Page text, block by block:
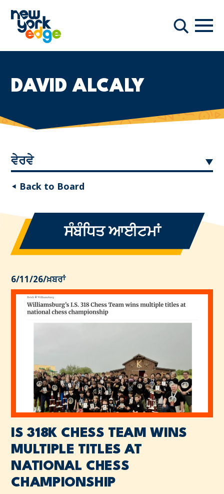
ਖੋਜ
DAVID ALCALY
ਵੇਰਵੇ
◂ Back to Board
ਸੰਬੰਧਿਤ ਆਈਟਮਾਂ
6/11/26/ਖ਼ਬਰਾਂ
IS 318K CHESS TEAM WINS
MULTIPLE TITLES AT
NATIONAL CHESS
CHAMPIONSHIP